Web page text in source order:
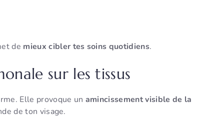
de mieux cibler tes soins quotidiens.
sur les tissus
Elle provoque un amincissement visible de la
de ton visage.